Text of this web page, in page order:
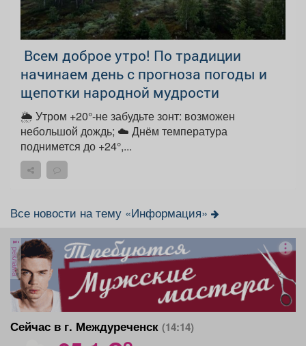
Всем доброе утро! По традиции
начинаем день с прогноза погоды и
щепотки народной мудрости
🌦 Утром +20°-не забудьте зонт: возможен
небольшой дождь; ☁️ Днём температура
поднимется до +24°,...
Все новости на тему «Информация»
реклама
Сейчас в г. Междуреченск (14:14)